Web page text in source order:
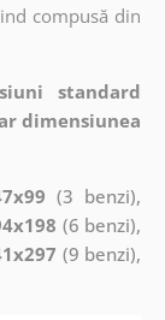
compusă din
standard
dimensiunea
(3 benzi),
(6 benzi),
(9 benzi),